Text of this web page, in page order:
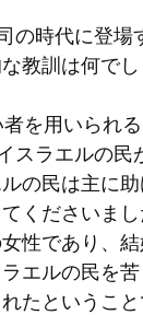
教訓は何でし
者を用いられ
の民は主に
くださいま
性であり、
エルの民を
たというこ